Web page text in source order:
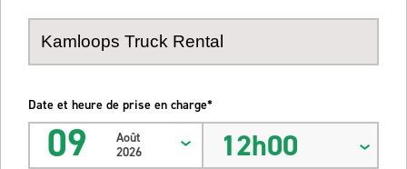
Date et heure de prise en charge*
09
Août
2026
12h00